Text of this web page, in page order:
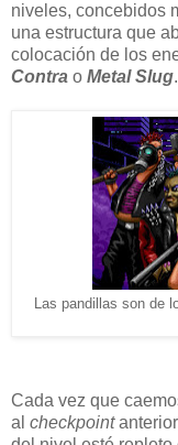
niveles, concebidos
una estructura que
colocación de los
Contra o Metal Slug.
Las pandillas son de
Cada vez que
al checkpoint